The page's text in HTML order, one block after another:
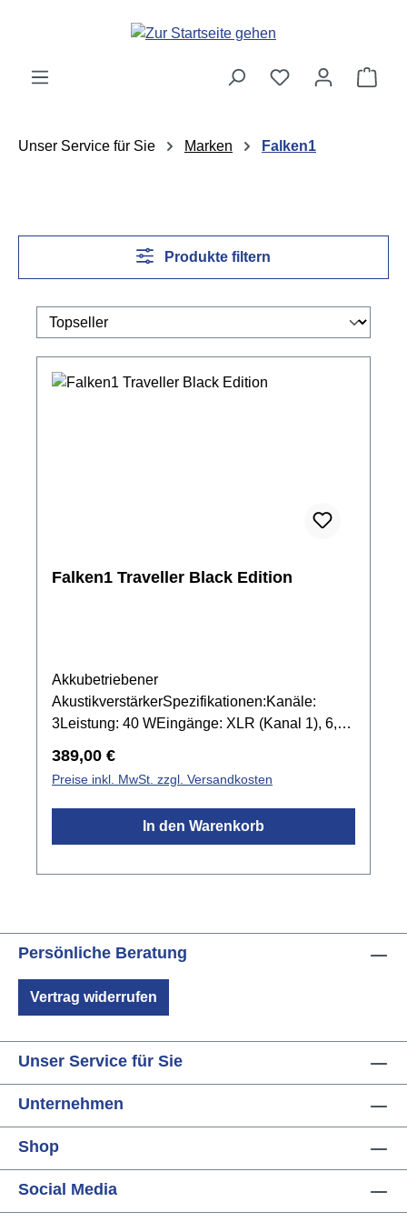
Zum Hauptinhalt springen
Unser Service für Sie Marken Falken1
Produkte filtern
Falken1 Traveller Black Edition
Akkubetriebener
AkustikverstärkerSpezifikationen:Kanäle:
3Leistung: 40 WEingänge: XLR (Kanal 1), 6,3
In)Klangregelung: 2x 3-Band EQ (Kanal 1+2),
2-Band EQ (Kanal 3)Effekte: ReverbBluetooth
StreamingAusgänge: 3,5 mm Klinke (Aux-
Out)Bis zu 6 Stunden AkkubetriebFarbe:
Tragetasche und Ladekabel
Regulärer Preis:
389,00 €
Preise inkl. MwSt. zzgl. Versandkosten
In den Warenkorb
Persönliche Beratung
Vertrag widerrufen
Unser Service für Sie
Unternehmen
Shop
Social Media